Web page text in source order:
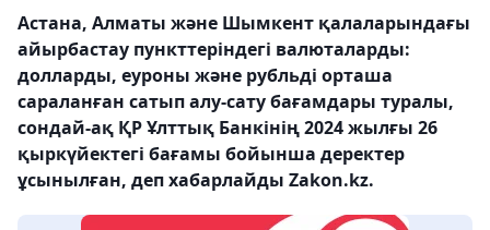
Астана, Алматы және Шымкент қалаларындағы
айырбастау пункттеріндегі валюталарды:
долларды, еуроны және рубльді орташа
сараланған сатып алу-сату бағамдары туралы,
сондай-ақ ҚР Ұлттық Банкінің 2024 жылғы 26
қыркүйектегі бағамы бойынша деректер
ұсынылған, деп хабарлайды Zakon.kz.